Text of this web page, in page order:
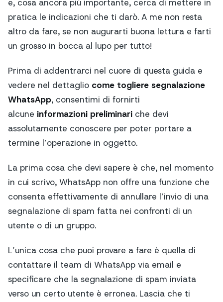
e, cosa ancora più importante, cerca di mettere in
pratica le indicazioni che ti darò. A me non resta
altro da fare, se non augurarti buona lettura e farti
un grosso in bocca al lupo per tutto!
Prima di addentrarci nel cuore di questa guida e
vedere nel dettaglio come togliere segnalazione
WhatsApp, consentimi di fornirti
alcune informazioni preliminari che devi
assolutamente conoscere per poter portare a
termine l’operazione in oggetto.
La prima cosa che devi sapere è che, nel momento
in cui scrivo, WhatsApp non offre una funzione che
consenta effettivamente di annullare l’invio di una
segnalazione di spam fatta nei confronti di un
utente o di un gruppo.
L’unica cosa che puoi provare a fare è quella di
contattare il team di WhatsApp via email e
specificare che la segnalazione di spam inviata
verso un certo utente è erronea. Lascia che ti